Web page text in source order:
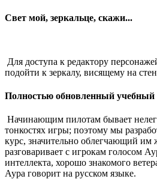
Свет мой, зеркальце, скажи...
Для доступа к редактору
подойти к зеркалу, висящему на
Полностью обновленный учебный
Начинающим пилотам бывает
тонкостях игры; поэтому мы
курс, значительно облегчающий им
разговаривает с игрокам голосом
интеллекта, хорошо знакомого
Аура говорит на русском языке.